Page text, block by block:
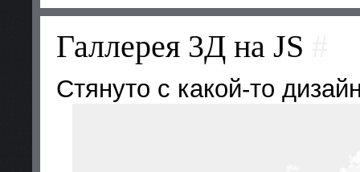
Галлерея 3Д на JS
Стянуто с какой-то